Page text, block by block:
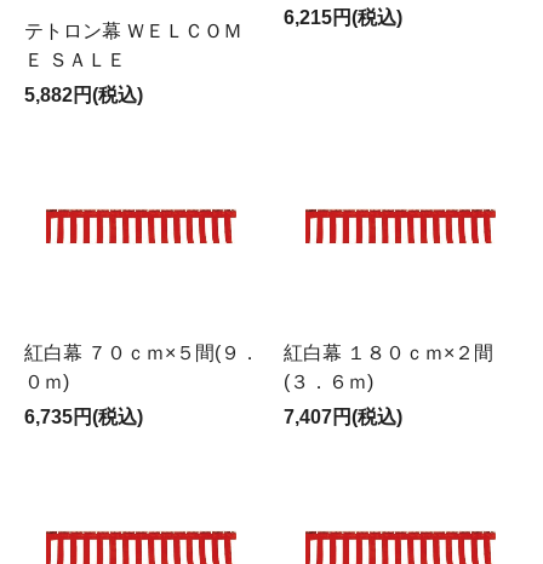
テトロン幕 ＷＥＬＣＯＭ
Ｅ ＳＡＬＥ
5,882円(税込)
6,215円(税込)
紅白幕 ７０ｃｍ×５間(９．
０ｍ)
6,735円(税込)
紅白幕 １８０ｃｍ×２間
(３．６ｍ)
7,407円(税込)